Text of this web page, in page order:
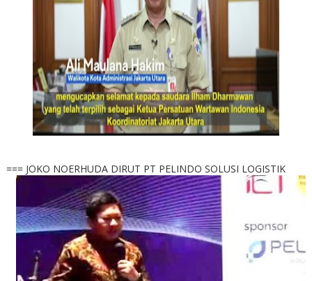
=== JOKO NOERHUDA DIRUT PT PELINDO SOLUSI LOGISTIK